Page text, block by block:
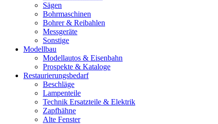
Sägen
Bohrmaschinen
Bohrer & Reibahlen
Messgeräte
Sonstige
Modellbau
Modellautos & Eisenbahn
Prospekte & Kataloge
Restaurierungsbedarf
Beschläge
Lampenteile
Technik Ersatzteile & Elektrik
Zapfhähne
Alte Fenster